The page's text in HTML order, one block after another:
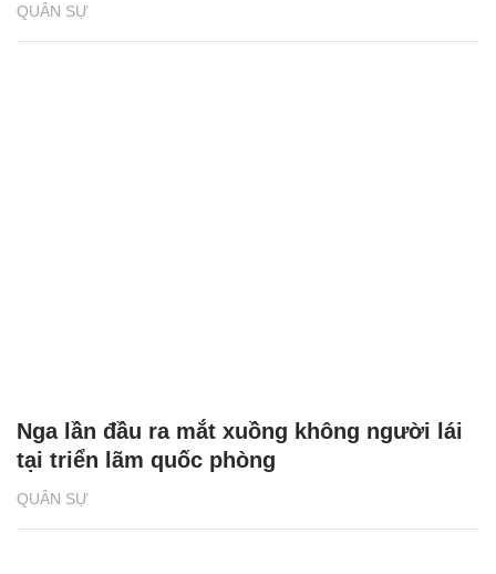
QUÂN SỰ
QUÂN SỰ
Nga lần đầu ra mắt xuồng không người lái
tại triển lãm quốc phòng